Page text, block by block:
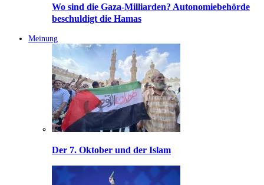
Wo sind die Gaza-Milliarden? Autonomiebehörde
beschuldigt die Hamas
Meinung
Der 7. Oktober und der Islam